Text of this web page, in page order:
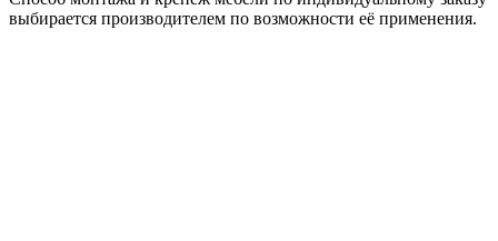
выбирается производителем по возможности её применения.